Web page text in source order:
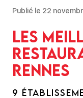
Publié le 22
Les
Rennes
9